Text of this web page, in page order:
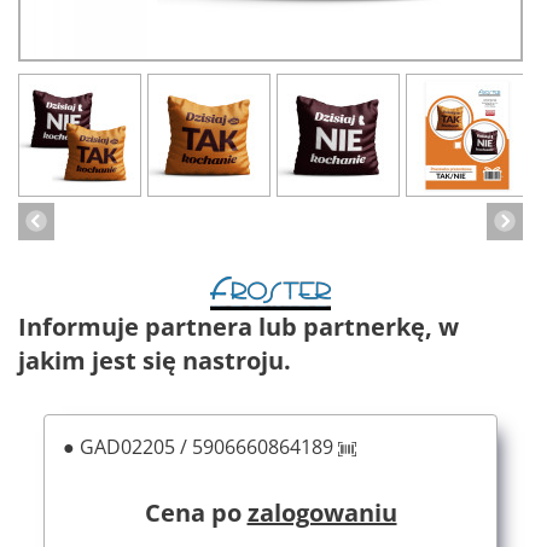
Informuje partnera lub partnerkę, w
jakim jest się nastroju.
● GAD02205 / 5906660864189
Cena pozalogowaniu